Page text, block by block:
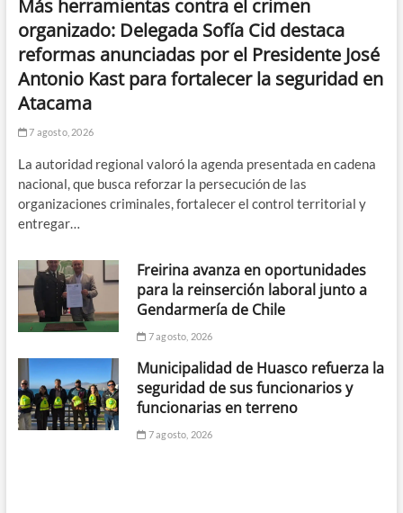
Más herramientas contra el crimen
organizado: Delegada Sofía Cid destaca
reformas anunciadas por el Presidente José
Antonio Kast para fortalecer la seguridad en
Atacama
7 agosto, 2026
La autoridad regional valoró la agenda presentada en cadena
nacional, que busca reforzar la persecución de las
organizaciones criminales, fortalecer el control territorial y
entregar…
Freirina avanza en oportunidades
para la reinserción laboral junto a
Gendarmería de Chile
7 agosto, 2026
Municipalidad de Huasco refuerza la
seguridad de sus funcionarios y
funcionarias en terreno
7 agosto, 2026